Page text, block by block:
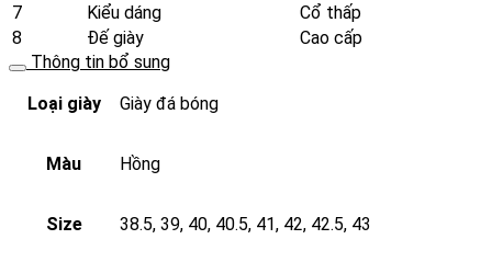
7
Kiểu dáng
Cổ thấp
8
Đế giày
Cao cấp
Thông tin bổ sung
Loại giày
Giày đá bóng
Màu Hồng
Size 38.5, 39, 40, 40.5, 41, 42, 42.5, 43